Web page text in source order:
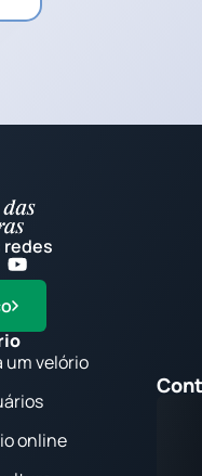
redes
um velório
online